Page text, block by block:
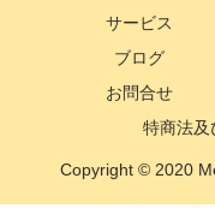
サービス
ブログ
お問合せ
特商法及
Copyright © 2020